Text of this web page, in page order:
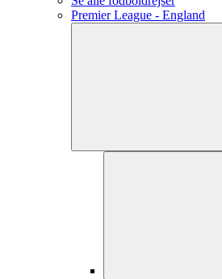
Premier League - England